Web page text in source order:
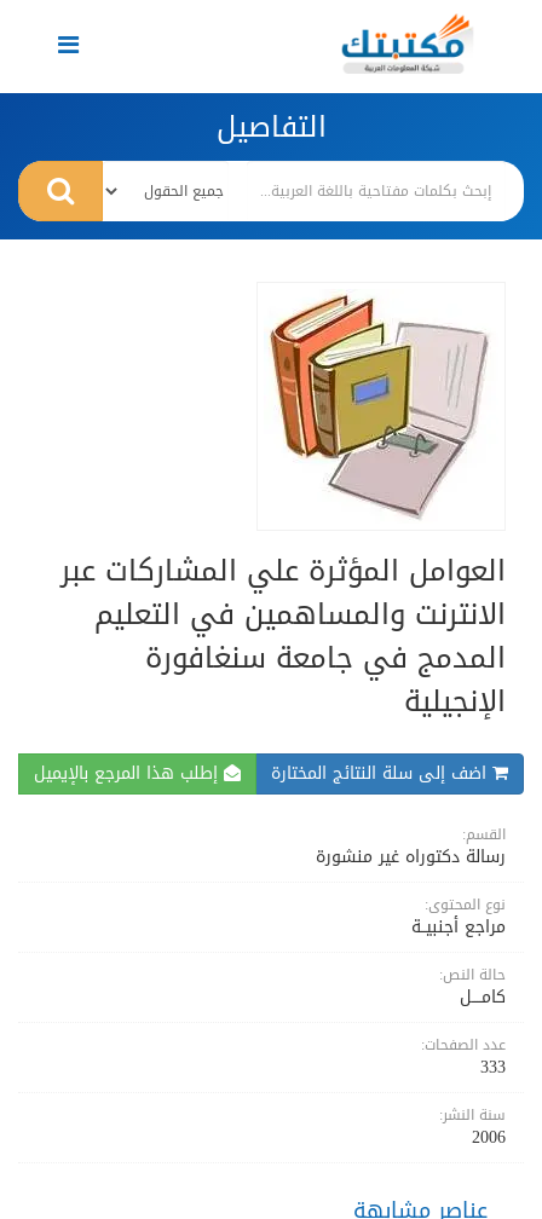
Toggle
navigation
التفاصيل
العوامل المؤثرة علي المشاركات عبر
الانترنت والمساهمين في التعليم
المدمج في جامعة سنغافورة
الإنجيلية
اضف إلى سلة النتائج المختارة إطلب هذا المرجع بالإيميل
القسم:
رسالة دكتوراه غير منشورة
نوع المحتوى:
مراجع أجنبيــة
حالة النص:
كامــــل
عدد الصفحات:
333
سنة النشر:
2006
عناصر مشابهة